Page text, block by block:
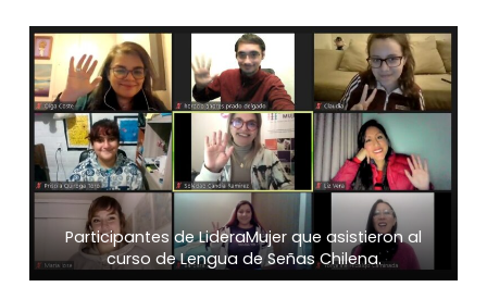
Participantes de LideraMujer que asistieron al
curso de Lengua de Señas Chilena.